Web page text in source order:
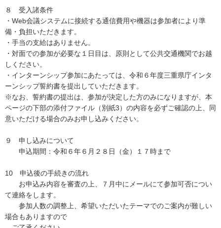
８ 受入諸条件
・Web会議システムに接続する通信費用や機器は参加者により準
備・負担いただきます。
・手当の支給はありません。
・対面での参加が必要な１日目は、原則として公共交通機関でお越
しください。
・インターンシップ参加にあたっては、令和６年度三重県庁インタ
ーンシップ誓約書を提出していただきます。
※なお、誓約書の提出は、参加が決定した方のみになりますが、本
ページの下部の添付ファイル（別紙3）の内容を必ずご確認の上、同
意いただける場合のみお申し込みください。
９ 申し込みについて
申込期間：令和６年６月２８日（金）１７時まで
10 申込後の手続きの流れ
お申込み内容を審査の上、７月中にメールにて参加可否につい
て連絡をします。
参加人数の調整上、希望いただいたテーマでのご案内が難しい
場合もありますので